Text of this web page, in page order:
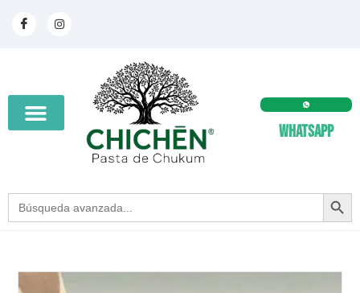
Whatsapp
Search
for:
SEARCH